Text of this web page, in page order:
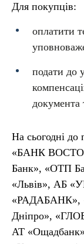
Для покупців:
оплатити
подати до
документа
На сьогодні до
«БАНК
Банк», «ОТП
«Львів», АБ
«РАДАБАНК»,
Дніпро»,
АТ